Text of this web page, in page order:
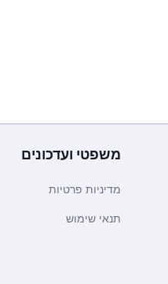
משפטי ועדכונים
מדיניות פרטיות
תנאי שימוש